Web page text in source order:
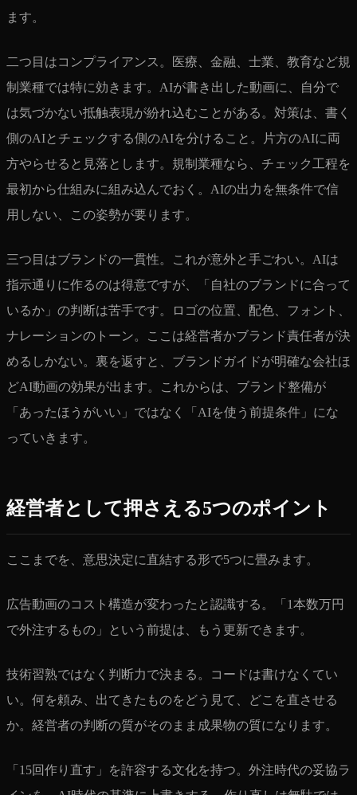
ます。
二つ目はコンプライアンス。医療、金融、士業、教育など規
制業種では特に効きます。AIが書き出した動画に、自分で
は気づかない抵触表現が紛れ込むことがある。対策は、書く
側のAIとチェックする側のAIを分けること。片方のAIに両
方やらせると見落とします。規制業種なら、チェック工程を
最初から仕組みに組み込んでおく。AIの出力を無条件で信
用しない、この姿勢が要ります。
三つ目はブランドの一貫性。これが意外と手ごわい。AIは
指示通りに作るのは得意ですが、「自社のブランドに合って
いるか」の判断は苦手です。ロゴの位置、配色、フォント、
ナレーションのトーン。ここは経営者かブランド責任者が決
めるしかない。裏を返すと、ブランドガイドが明確な会社ほ
どAI動画の効果が出ます。これからは、ブランド整備が
「あったほうがいい」ではなく「AIを使う前提条件」にな
っていきます。
経営者として押さえる5つのポイント
ここまでを、意思決定に直結する形で5つに畳みます。
広告動画のコスト構造が変わったと認識する。「1本数万円
で外注するもの」という前提は、もう更新できます。
技術習熟ではなく判断力で決まる。コードは書けなくてい
い。何を頼み、出てきたものをどう見て、どこを直させる
か。経営者の判断の質がそのまま成果物の質になります。
「15回作り直す」を許容する文化を持つ。外注時代の妥協ラ